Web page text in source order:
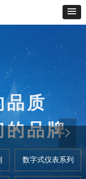
数字式仪表系列
品质
的品牌
服务”的
质服务
넲